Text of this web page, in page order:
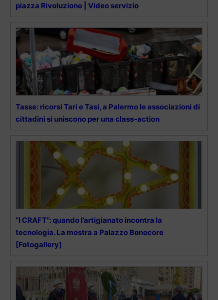
piazza Rivoluzione | Video servizio
Tasse: ricorsi Tari e Tasi, a Palermo le associazioni di
cittadini si uniscono per una class-action
“I CRAFT”: quando l’artigianato incontra la
tecnologia. La mostra a Palazzo Bonocore
[Fotogallery]